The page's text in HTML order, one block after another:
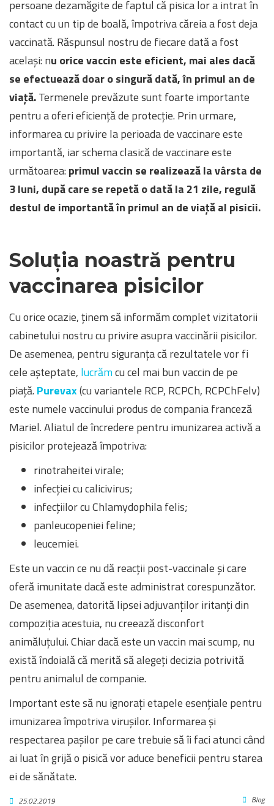
persoane dezamăgite de faptul că pisica lor a intrat în
contact cu un tip de boală, împotriva căreia a fost deja
vaccinată. Răspunsul nostru de fiecare dată a fost
același: nu orice vaccin este eficient, mai ales dacă
se efectuează doar o singură dată, în primul an de
viață.Termenele prevăzute sunt foarte importante
pentru a oferi eficiență de protecție. Prin urmare,
informarea cu privire la perioada de vaccinare este
importantă, iar schema clasică de vaccinare este
următoarea: primul vaccin se realizează la vârsta de
3 luni, după care se repetă o dată la 21 zile, regulă
destul de importantă în primul an de viață al pisicii.
Soluția noastră pentru
vaccinarea pisicilor
Cu orice ocazie, ținem să informăm complet vizitatorii
cabinetului nostru cu privire asupra vaccinării pisicilor.
De asemenea, pentru siguranța că rezultatele vor fi
cele așteptate, lucrămcu cel mai bun vaccin de pe
piață. Purevax(cu variantele RCP, RCPCh, RCPChFelv)
este numele vaccinului produs de compania franceză
Mariel. Aliatul de încredere pentru imunizarea activă a
pisicilor protejează împotriva:
rinotraheitei virale;
infecției cu calicivirus;
infecțiilor cu Chlamydophila felis;
panleucopeniei feline;
leucemiei.
Este un vaccin ce nu dă reacții post-vaccinale și care
oferă imunitate dacă este administrat corespunzător.
De asemenea, datorită lipsei adjuvanților iritanți din
compoziția acestuia, nu creează disconfort
animăluțului. Chiar dacă este un vaccin mai scump, nu
există îndoială că merită să alegeți decizia potrivită
pentru animalul de companie.
Important este să nu ignorați etapele esențiale pentru
imunizarea împotriva virușilor. Informarea și
respectarea pașilor pe care trebuie să îi faci atunci când
ai luat în grijă o pisică vor aduce beneficii pentru starea
ei de sănătate.
25.02.2019 Blog